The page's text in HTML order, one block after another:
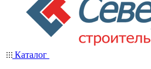
Каталог